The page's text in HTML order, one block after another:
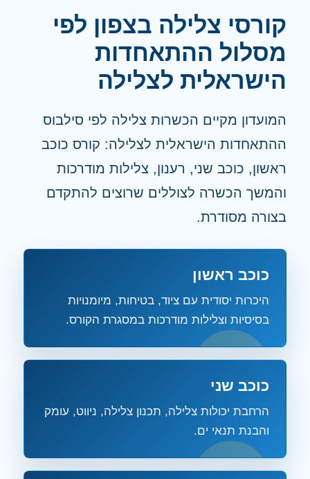
קורסי צלילה בצפון לפי
מסלול ההתאחדות
הישראלית לצלילה
המועדון מקיים הכשרות צלילה לפי סילבוס
ההתאחדות הישראלית לצלילה: קורס כוכב
ראשון, כוכב שני, רענון, צלילות מודרכות
והמשך הכשרה לצוללים שרוצים להתקדם
בצורה מסודרת.
כוכב ראשון
היכרות יסודית עם ציוד, בטיחות, מיומנויות
בסיסיות וצלילות מודרכות במסגרת הקורס.
כוכב שני
הרחבת יכולות צלילה, תכנון צלילה, ניווט, עומק
והבנת תנאי ים.